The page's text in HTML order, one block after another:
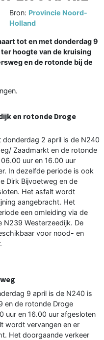
Bron: Provincie Noord-
Holland
tot en met donderdag 9
hoogte van de kruising
en de rotonde bij de
en rotonde Droge
2 april is de N240
Zaadmarkt en de rotonde
uur en 16.00 uur
In dezelfde periode is ook
Dirk Bijvoetweg en de
Het asfalt wordt
aangebracht. Het
een omleiding via de
N239 Westerzeedijk. De
voor nood- en
9 april is de N240 is
en de rotonde Droge
uur en 16.00 uur afgesloten
wordt vervangen en er
Het doorgaande verkeer